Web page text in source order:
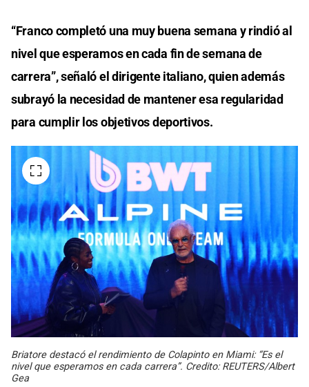
“Franco completó una muy buena semana y rindió al
nivel que esperamos en cada fin de semana de
carrera”, señaló el dirigente italiano, quien además
subrayó la necesidad de mantener esa regularidad
para cumplir los objetivos deportivos.
Briatore destacó el rendimiento de Colapinto en Miami: “Es el
nivel que esperamos en cada carrera”. Credito: REUTERS/Albert
Gea